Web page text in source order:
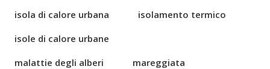
isola di calore urbana
isolamento termico
isole di calore urbane
malattie degli alberi
mareggiata